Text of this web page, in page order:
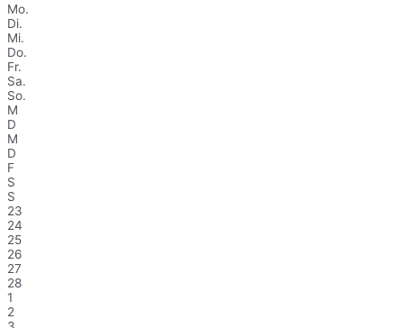
Mo.
Di.
Mi.
Do.
Fr.
Sa.
So.
M
D
M
D
F
S
S
23
24
25
26
27
28
1
2